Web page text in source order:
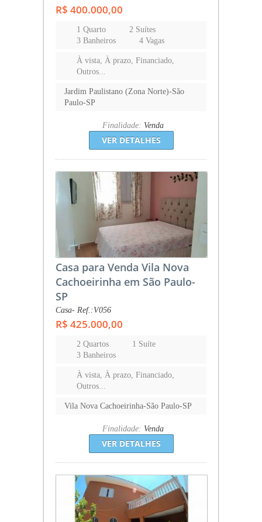
R$ 400.000,00
1 Quarto
2 Suítes
3 Banheiros
4 Vagas
À vista, À prazo, Financiado,
Outros...
Jardim Paulistano (Zona Norte)-São
Paulo-SP
Finalidade: Venda
VER DETALHES
Casa para Venda Vila Nova
Cachoeirinha em São Paulo-
SP
Casa- Ref.:V056
R$ 425.000,00
2 Quartos
1 Suíte
3 Banheiros
À vista, À prazo, Financiado,
Outros...
Vila Nova Cachoeirinha-São Paulo-SP
Finalidade: Venda
VER DETALHES